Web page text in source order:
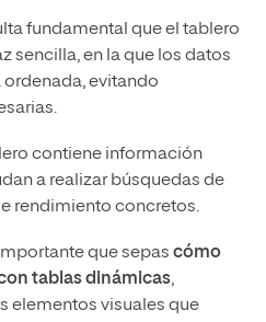
fundamental que el tablero
sencilla, en la que los datos
evitando
contiene información
a realizar búsquedas de
rendimiento concretos.
que sepas cómo
tablas dinámicas,
elementos visuales que